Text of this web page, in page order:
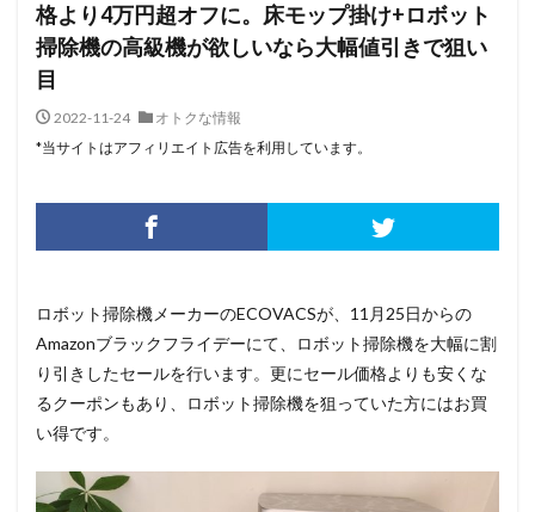
格より4万円超オフに。床モップ掛け+ロボット
掃除機の高級機が欲しいなら大幅値引きで狙い
目
2022-11-24
オトクな情報
*当サイトはアフィリエイト広告を利用しています。
ロボット掃除機メーカーのECOVACSが、11月25日からの
Amazonブラックフライデーにて、ロボット掃除機を大幅に割
り引きしたセールを行います。更にセール価格よりも安くな
るクーポンもあり、ロボット掃除機を狙っていた方にはお買
い得です。